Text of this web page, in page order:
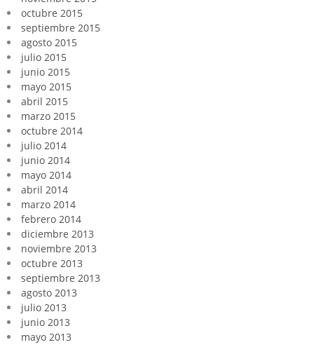
octubre 2015
septiembre 2015
agosto 2015
julio 2015
junio 2015
mayo 2015
abril 2015
marzo 2015
octubre 2014
julio 2014
junio 2014
mayo 2014
abril 2014
marzo 2014
febrero 2014
diciembre 2013
noviembre 2013
octubre 2013
septiembre 2013
agosto 2013
julio 2013
junio 2013
mayo 2013